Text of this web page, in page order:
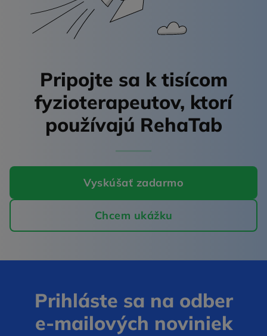
Pripojte sa k tisícom
fyzioterapeutov, ktorí
používajú RehaTab
Vyskúšať zadarmo
Chcem ukážku
Prihláste sa na odber
e‑mailových noviniek